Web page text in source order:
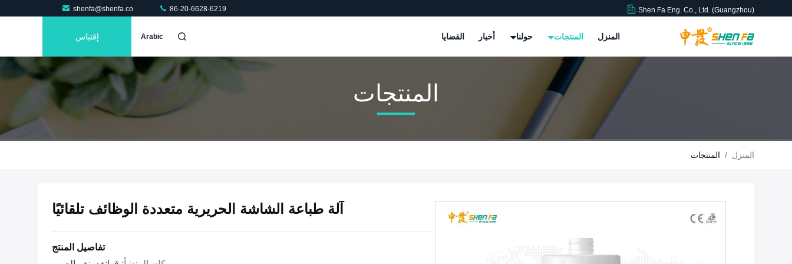
Shen Fa Eng. Co., Ltd. (Guangzhou)
shenfa@shenfa.co 86-20-6628-6219
المنزل المنتجات حولنا أخبار القضايا Arabic إقتباس
المنتجات
المنزل / المنتجات
آلة طباعة الشاشة الحريرية متعددة الوظائف تلقائيًا
تفاصيل المنتج